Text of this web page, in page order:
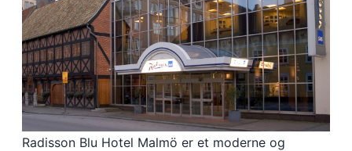
Radisson Blu Hotel Malmö er et moderne og